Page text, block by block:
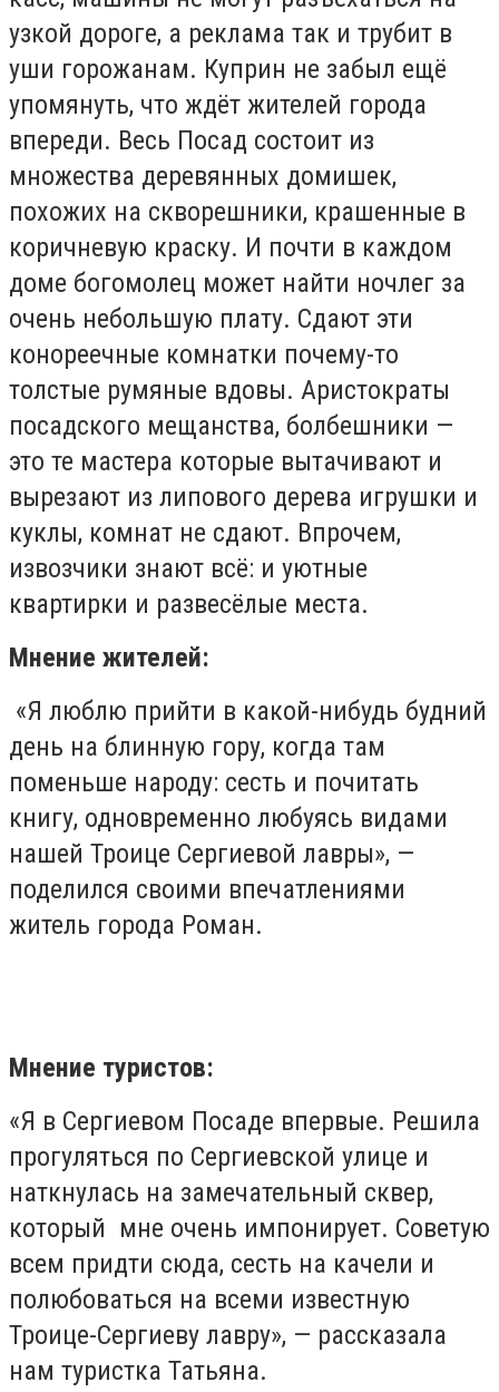
узкой дороге, а реклама так и трубит в
уши горожанам. Куприн не забыл ещё
упомянуть, что ждёт жителей города
впереди. Весь Посад состоит из
множества деревянных домишек,
похожих на скворешники, крашенные в
коричневую краску. И почти в каждом
доме богомолец может найти ночлег за
очень небольшую плату. Сдают эти
конореечные комнатки почему-то
толстые румяные вдовы. Аристократы
посадского мещанства, болбешники —
это те мастера которые вытачивают и
вырезают из липового дерева игрушки и
куклы, комнат не сдают. Впрочем,
извозчики знают всё: и уютные
квартирки и развесёлые места.
Мнение жителей:
«Я люблю прийти в какой-нибудь будний
день на блинную гору, когда там
поменьше народу: сесть и почитать
книгу, одновременно любуясь видами
нашей Троице Сергиевой лавры», —
поделился своими впечатлениями
житель города Роман.
Мнение туристов:
«Я в Сергиевом Посаде впервые. Решила
прогуляться по Сергиевской улице и
наткнулась на замечательный сквер,
который мне очень импонирует. Советую
всем придти сюда, сесть на качели и
полюбоваться на всеми известную
Троице-Сергиеву лавру», — рассказала
нам туристка Татьяна.